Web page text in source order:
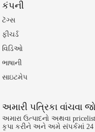
કંપની
ટૅગ્સ
ફીચર્ડ
વિડિઓ
ભાષાની
સાઇટમેપ
અમારી પત્રિકા વાંચવા
અમારા ઉત્પાદનો અથવા
કૃપા કરીને અને અમે સંપર્કમાં